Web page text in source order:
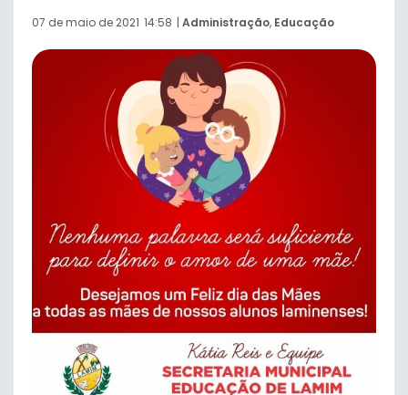
07 de maio de 2021 14:58 | Administração, Educação